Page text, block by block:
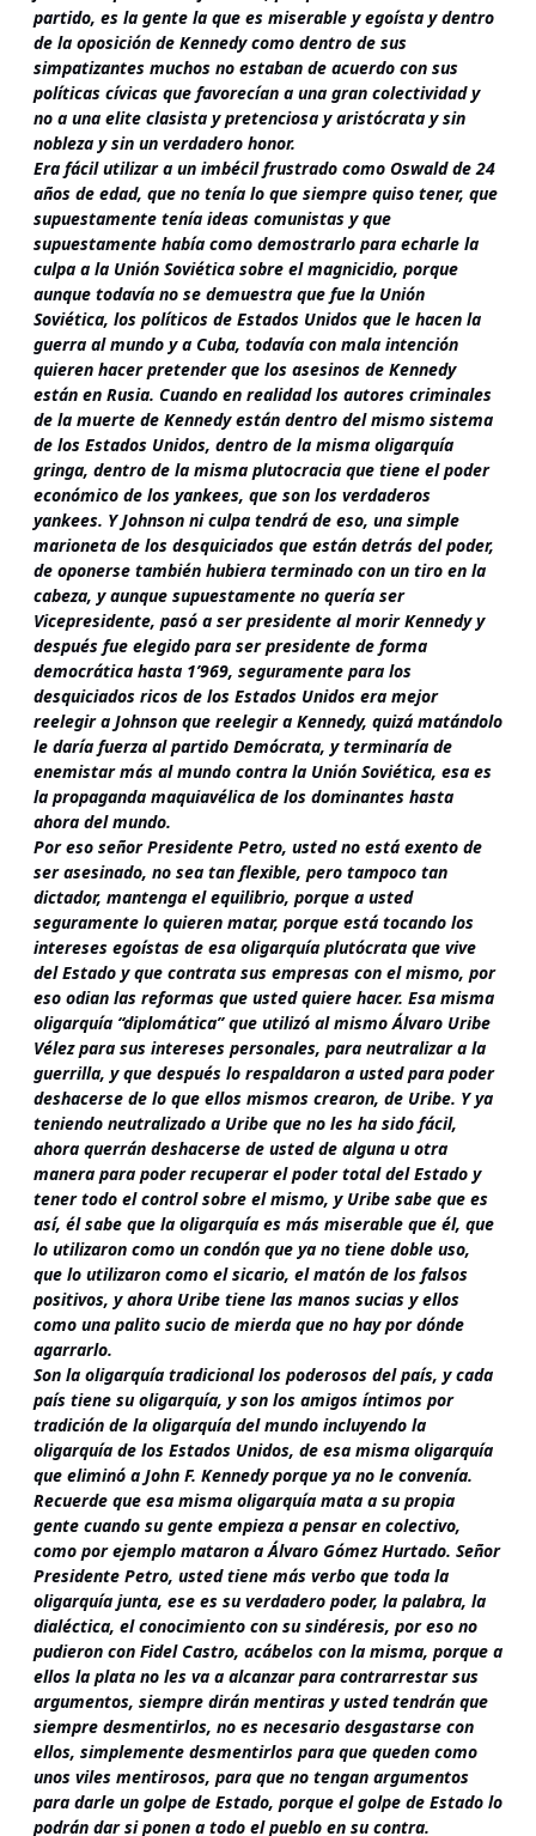
partido, es la gente la que es miserable y egoísta y dentro
de la oposición de Kennedy como dentro de sus
simpatizantes muchos no estaban de acuerdo con sus
políticas cívicas que favorecían a una gran colectividad y
no a una elite clasista y pretenciosa y aristócrata y sin
nobleza y sin un verdadero honor.
Era fácil utilizar a un imbécil frustrado como Oswald de 24
años de edad, que no tenía lo que siempre quiso tener, que
supuestamente tenía ideas comunistas y que
supuestamente había como demostrarlo para echarle la
culpa a la Unión Soviética sobre el magnicidio, porque
aunque todavía no se demuestra que fue la Unión
Soviética, los políticos de Estados Unidos que le hacen la
guerra al mundo y a Cuba, todavía con mala intención
quieren hacer pretender que los asesinos de Kennedy
están en Rusia. Cuando en realidad los autores criminales
de la muerte de Kennedy están dentro del mismo sistema
de los Estados Unidos, dentro de la misma oligarquía
gringa, dentro de la misma plutocracia que tiene el poder
económico de los yankees, que son los verdaderos
yankees. Y Johnson ni culpa tendrá de eso, una simple
marioneta de los desquiciados que están detrás del poder,
de oponerse también hubiera terminado con un tiro en la
cabeza, y aunque supuestamente no quería ser
Vicepresidente, pasó a ser presidente al morir Kennedy y
después fue elegido para ser presidente de forma
democrática hasta 1’969, seguramente para los
desquiciados ricos de los Estados Unidos era mejor
reelegir a Johnson que reelegir a Kennedy, quizá matándolo
le daría fuerza al partido Demócrata, y terminaría de
enemistar más al mundo contra la Unión Soviética, esa es
la propaganda maquiavélica de los dominantes hasta
ahora del mundo.
Por eso señor Presidente Petro, usted no está exento de
ser asesinado, no sea tan flexible, pero tampoco tan
dictador, mantenga el equilibrio, porque a usted
seguramente lo quieren matar, porque está tocando los
intereses egoístas de esa oligarquía plutócrata que vive
del Estado y que contrata sus empresas con el mismo, por
eso odian las reformas que usted quiere hacer. Esa misma
oligarquía “diplomática” que utilizó al mismo Álvaro Uribe
Vélez para sus intereses personales, para neutralizar a la
guerrilla, y que después lo respaldaron a usted para poder
deshacerse de lo que ellos mismos crearon, de Uribe. Y ya
teniendo neutralizado a Uribe que no les ha sido fácil,
ahora querrán deshacerse de usted de alguna u otra
manera para poder recuperar el poder total del Estado y
tener todo el control sobre el mismo, y Uribe sabe que es
así, él sabe que la oligarquía es más miserable que él, que
lo utilizaron como un condón que ya no tiene doble uso,
que lo utilizaron como el sicario, el matón de los falsos
positivos, y ahora Uribe tiene las manos sucias y ellos
como una palito sucio de mierda que no hay por dónde
agarrarlo.
Son la oligarquía tradicional los poderosos del país, y cada
país tiene su oligarquía, y son los amigos íntimos por
tradición de la oligarquía del mundo incluyendo la
oligarquía de los Estados Unidos, de esa misma oligarquía
que eliminó a John F. Kennedy porque ya no le convenía.
Recuerde que esa misma oligarquía mata a su propia
gente cuando su gente empieza a pensar en colectivo,
como por ejemplo mataron a Álvaro Gómez Hurtado. Señor
Presidente Petro, usted tiene más verbo que toda la
oligarquía junta, ese es su verdadero poder, la palabra, la
dialéctica, el conocimiento con su sindéresis, por eso no
pudieron con Fidel Castro, acábelos con la misma, porque a
ellos la plata no les va a alcanzar para contrarrestar sus
argumentos, siempre dirán mentiras y usted tendrán que
siempre desmentirlos, no es necesario desgastarse con
ellos, simplemente desmentirlos para que queden como
unos viles mentirosos, para que no tengan argumentos
para darle un golpe de Estado, porque el golpe de Estado lo
podrán dar si ponen a todo el pueblo en su contra.